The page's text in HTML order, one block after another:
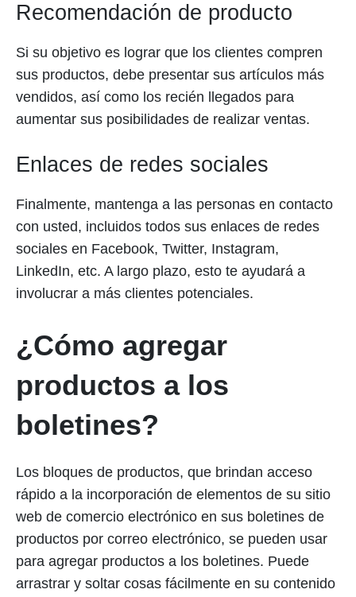
Recomendación de producto
Si su objetivo es lograr que los clientes compren
sus productos, debe presentar sus artículos más
vendidos, así como los recién llegados para
aumentar sus posibilidades de realizar ventas.
Enlaces de redes sociales
Finalmente, mantenga a las personas en contacto
con usted, incluidos todos sus enlaces de redes
sociales en Facebook, Twitter, Instagram,
LinkedIn, etc. A largo plazo, esto te ayudará a
involucrar a más clientes potenciales.
¿Cómo agregar
productos a los
boletines?
Los bloques de productos, que brindan acceso
rápido a la incorporación de elementos de su sitio
web de comercio electrónico en sus boletines de
productos por correo electrónico, se pueden usar
para agregar productos a los boletines. Puede
arrastrar y soltar cosas fácilmente en su contenido